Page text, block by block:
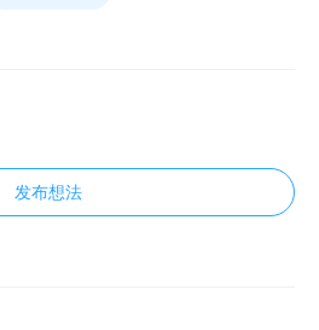
心与可能性。
发布想法